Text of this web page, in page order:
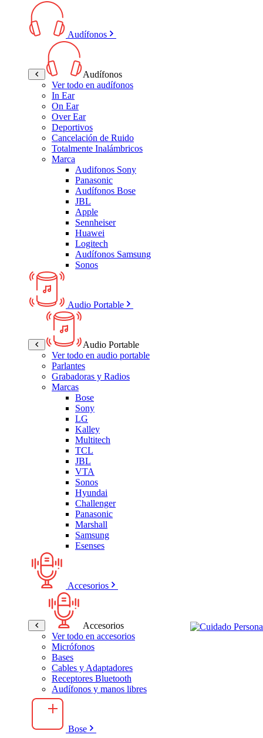
Audífonos
Audífonos
Ver todo en audífonos
In Ear
On Ear
Over Ear
Deportivos
Cancelación de Ruido
Totalmente Inalámbricos
Marca
Audifonos Sony
Panasonic
Audífonos Bose
JBL
Apple
Sennheiser
Huawei
Logitech
Audífonos Samsung
Sonos
Audio Portable
Audio Portable
Ver todo en audio portable
Parlantes
Grabadoras y Radios
Marcas
Bose
Sony
LG
Kalley
Multitech
TCL
JBL
VTA
Sonos
Hyundai
Challenger
Panasonic
Marshall
Samsung
Esenses
Accesorios
Accesorios
Ver todo en accesorios
Micrófonos
Bases
Cables y Adaptadores
Receptores Bluetooth
Audífonos y manos libres
Bose